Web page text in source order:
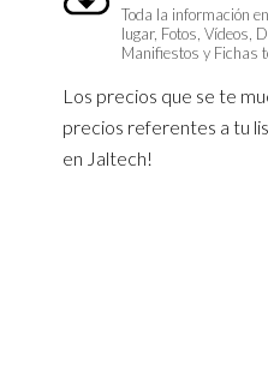
Toda la información
lugar, Fotos, Vídeos,
Manifiestos y Fichas
Los precios que se te
precios referentes a tu
en Jaltech!